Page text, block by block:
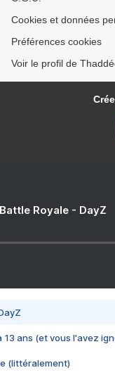
Cookies et données
Préférences cookies
Voir le profil de
Royale - DayZ
13 ans (et vous l'avez
(littéralement)